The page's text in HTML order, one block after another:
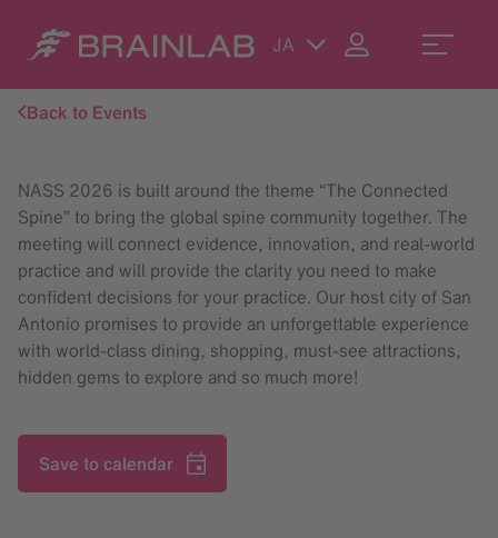
JA
Back to Events
NASS 2026 is built around the theme “The Connected
Spine” to bring the global spine community together. The
meeting will connect evidence, innovation, and real-world
practice and will provide the clarity you need to make
confident decisions for your practice. Our host city of San
Antonio promises to provide an unforgettable experience
with world-class dining, shopping, must-see attractions,
hidden gems to explore and so much more!
Save to calendar